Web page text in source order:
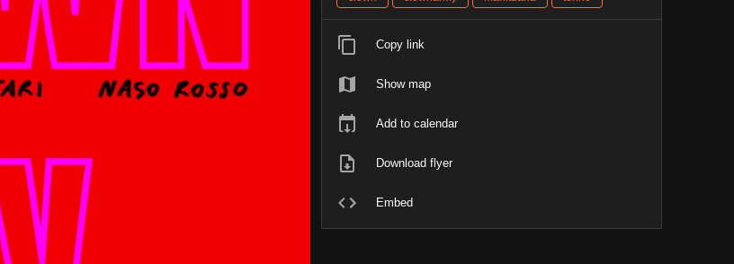
Copy link
Show map
Add to calendar
Download flyer
Embed